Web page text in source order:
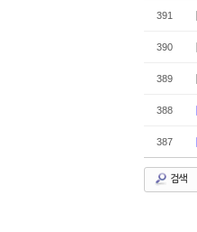
391
390
389
388
387
검색